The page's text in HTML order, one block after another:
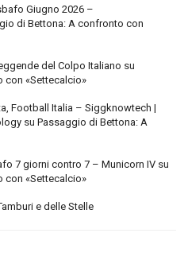
Giugno 2026 –
di Bettona: A confronto con
del Colpo Italiano su
con «Settecalcio»
Football Italia – Siggknowtech |
su Passaggio di Bettona: A
7 giorni contro 7 – Municorn IV su
con «Settecalcio»
e delle Stelle